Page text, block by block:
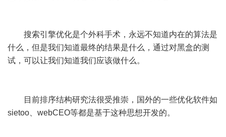
搜索引擎优化是个外科手术，永远不知道内在的算法是
什么，但是我们知道最终的结果是什么，通过对黑盒的测
试，可以让我们知道我们应该做什么。
目前排序结构研究法很受推崇，国外的一些优化软件如
sietoo、webCEO等都是基于这种思想开发的。